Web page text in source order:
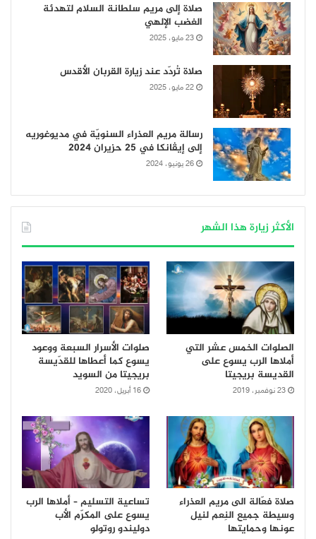
صلاة إلى مريم سلطانة السلام لتهدئة
الغضب الإلهي
23 مايو، 2025
صلاة تُردّد عند زيارة القربان الأقدس
22 مايو، 2025
رسالة مريم العذراء السنويّة في مديوغوريه
إلى إيڤانكا في 25 حزيران 2024
26 يونيو، 2024
الأكثر زيارة هذا الشهر
الصلوات الخمس عشر التي
أملاها الرب يسوع على
القديسة بريجيتا
23 نوفمبر، 2019
صلوات الأسرار السبعة ووعود
يسوع كما أعطاها للقدّيسة
بريجيتا من السويد
16 أبريل، 2020
صلاة فعّالة الى مريم العذراء
وسيطة جميع النِعم لنيل
عونها وحمايتها
تساعية التسليم – أملاها الرب
يسوع على المكرّم الأب
دوليندو روتولو